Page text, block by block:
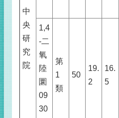
中
央
研
究
院
1,4
-二
氧
陸
圜
09
30
第
1
類
50
19.
2
16.
5